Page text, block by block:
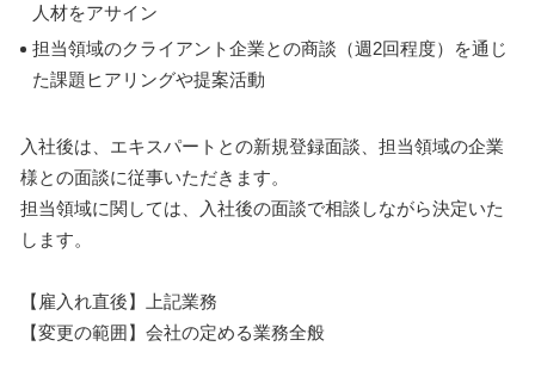
人材をアサイン
担当領域のクライアント企業との商談（週2回程度）を通じ
た課題ヒアリングや提案活動
入社後は、エキスパートとの新規登録面談、担当領域の企業
様との面談に従事いただきます。
担当領域に関しては、入社後の面談で相談しながら決定いた
します。
【雇入れ直後】上記業務
【変更の範囲】会社の定める業務全般